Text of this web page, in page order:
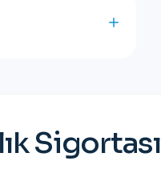
Sigortası